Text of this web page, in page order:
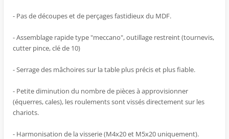
- Pas de découpes et de perçages fastidieux du MDF.
- Assemblage rapide type "meccano", outillage restreint (tournevis,
cutter pince, clé de 10)
- Serrage des mâchoires sur la table plus précis et plus fiable.
- Petite diminution du nombre de pièces à approvisionner
(équerres, cales), les roulements sont vissés directement sur les
chariots.
- Harmonisation de la visserie (M4x20 et M5x20 uniquement).